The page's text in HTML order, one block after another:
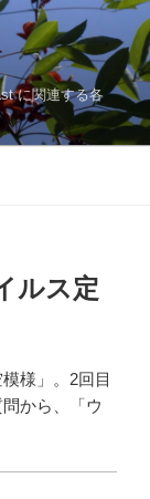
に関連する各
ルス定
様」。2回目
から、「ウ